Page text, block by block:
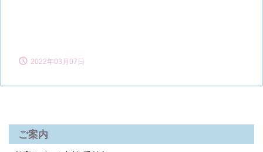
2022年03月07日
ご案内